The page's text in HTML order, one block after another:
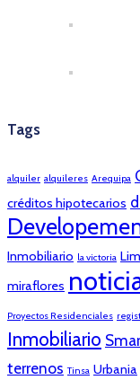
Tags
alquiler alquileres Arequipa
créditos hipotecarios
Inmobiliario la victoria
miraflores
Proyectos Residenciales
Inmobiliario
terrenos Tinsa Urbania